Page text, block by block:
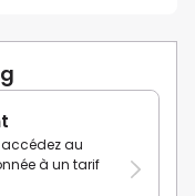
au
à un tarif